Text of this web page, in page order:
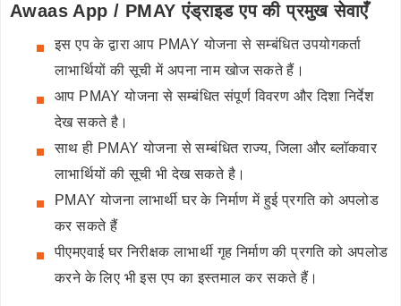
Awaas App / PMAY एंड्राइड एप की प्रमुख सेवाएँ
इस एप के द्वारा आप PMAY योजना से सम्बंधित उपयोगकर्ता
लाभार्थियों की सूची में अपना नाम खोज सकते हैं।
आप PMAY योजना से सम्बंधित संपूर्ण विवरण और दिशा निर्देश
देख सकते है।
साथ ही PMAY योजना से सम्बंधित राज्य, जिला और ब्लॉकवार
लाभार्थियों की सूची भी देख सकते है।
PMAY योजना लाभार्थी घर के निर्माण में हुई प्रगति को अपलोड
कर सकते हैं
पीएमएवाई घर निरीक्षक लाभार्थी गृह निर्माण की प्रगति को अपलोड
करने के लिए भी इस एप का इस्तमाल कर सकते हैं।